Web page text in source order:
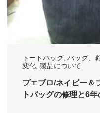
トートバッグ バッグ、
変化 製品について
プエブロ/ネイビー＆
トバッグの修理と6